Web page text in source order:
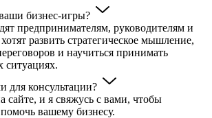
бизнес-игры?
предпринимателям, руководителям и
развить стратегическое мышление,
и научиться принимать
ситуациях.
для консультации?
сайте, и я свяжусь с вами, чтобы
вашему бизнесу.